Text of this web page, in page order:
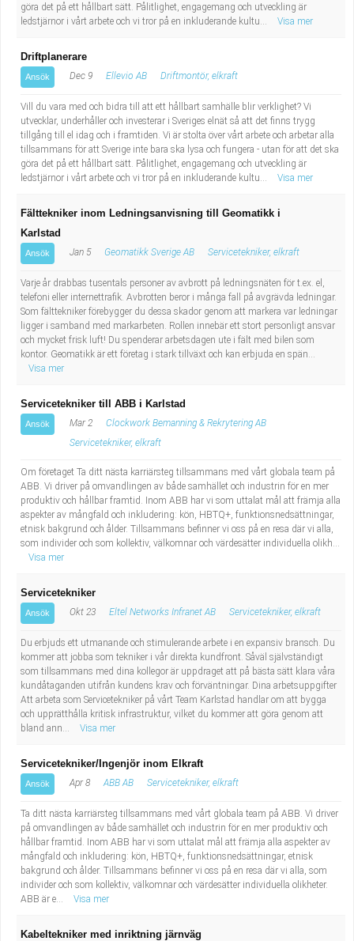
göra det på ett hållbart sätt. Pålitlighet, engagemang och utveckling är
ledstjärnor i vårt arbete och vi tror på en inkluderande kultu...
Visa mer
Driftplanerare
Ansök Dec 9 Ellevio AB Driftmontör, elkraft
Vill du vara med och bidra till att ett hållbart samhälle blir verklighet? Vi
utvecklar, underhåller och investerar i Sveriges elnät så att det finns trygg
tillgång till el idag och i framtiden. Vi är stolta över vårt arbete och arbetar alla
tillsammans för att Sverige inte bara ska lysa och fungera - utan för att det ska
göra det på ett hållbart sätt. Pålitlighet, engagemang och utveckling är
ledstjärnor i vårt arbete och vi tror på en inkluderande kultu...
Visa mer
Fälttekniker inom Ledningsanvisning till Geomatikk i
Karlstad
Ansök Jan 5 Geomatikk Sverige AB Servicetekniker, elkraft
Varje år drabbas tusentals personer av avbrott på ledningsnäten för t.ex. el,
telefoni eller internettrafik. Avbrotten beror i många fall på avgrävda ledningar.
Som fälttekniker förebygger du dessa skador genom att markera var ledningar
ligger i samband med markarbeten. Rollen innebär ett stort personligt ansvar
och mycket frisk luft! Du spenderar arbetsdagen ute i fält med bilen som
kontor. Geomatikk är ett företag i stark tillväxt och kan erbjuda en spän...
Visa mer
Servicetekniker till ABB i Karlstad
Ansök Mar 2
Clockwork Bemanning & Rekrytering AB
Servicetekniker, elkraft
Om företaget Ta ditt nästa karriärsteg tillsammans med vårt globala team på
ABB. Vi driver på omvandlingen av både samhället och industrin för en mer
produktiv och hållbar framtid. Inom ABB har vi som uttalat mål att främja alla
aspekter av mångfald och inkludering: kön, HBTQ+, funktionsnedsättningar,
etnisk bakgrund och ålder. Tillsammans befinner vi oss på en resa där vi alla,
som individer och som kollektiv, välkomnar och värdesätter individuella olikh...
Visa mer
Servicetekniker
Ansök Okt 23 Eltel Networks Infranet AB Servicetekniker, elkraft
Du erbjuds ett utmanande och stimulerande arbete i en expansiv bransch. Du
kommer att jobba som tekniker i vår direkta kundfront. Såväl självständigt
som tillsammans med dina kollegor är uppdraget att på bästa sätt klara våra
kundåtaganden utifrån kundens krav och förväntningar. Dina arbetsuppgifter
Att arbeta som Servicetekniker på vårt Team Karlstad handlar om att bygga
och upprätthålla kritisk infrastruktur, vilket du kommer att göra genom att
bland ann...
Visa mer
Servicetekniker/Ingenjör inom Elkraft
Ansök Apr 8 ABB AB Servicetekniker, elkraft
Ta ditt nästa karriärsteg tillsammans med vårt globala team på ABB. Vi driver
på omvandlingen av både samhället och industrin för en mer produktiv och
hållbar framtid. Inom ABB har vi som uttalat mål att främja alla aspekter av
mångfald och inkludering: kön, HBTQ+, funktionsnedsättningar, etnisk
bakgrund och ålder. Tillsammans befinner vi oss på en resa där vi alla, som
individer och som kollektiv, välkomnar och värdesätter individuella olikheter.
ABB är e...
Visa mer
Kabeltekniker med inriktning järnväg